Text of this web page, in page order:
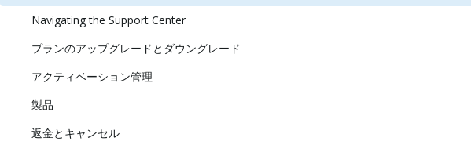
Navigating the Support Center
プランのアップグレードとダウングレード
アクティベーション管理
製品
返金とキャンセル